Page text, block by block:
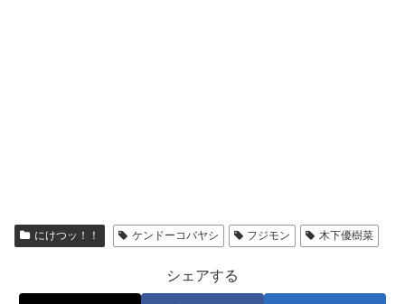
にけつッ！！ ケンドーコバヤシ フジモン 木下優樹菜
シェアする